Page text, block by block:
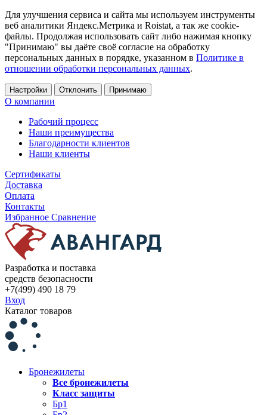
Для улучшения сервиса и сайта мы используем инструменты
веб аналитики Яндекс.Метрика и Roistat, а так же cookie-
файлы. Продолжая использовать сайт либо нажимая кнопку
"Принимаю" вы даёте своё согласие на обработку
персональных данных в порядке, указанном в Политике в
отношении обработки персональных данных.
Настройки Отклонить Принимаю
О компании
Рабочий процесс
Наши преимущества
Благодарности клиентов
Наши клиенты
Сертификаты
Доставка
Оплата
Контакты
Избранное Сравнение
Разработка и поставка
средств безопасности
+7(499) 490 18 79
Вход
Каталог товаров
Бронежилеты
Все бронежилеты
Класс защиты
Бр1